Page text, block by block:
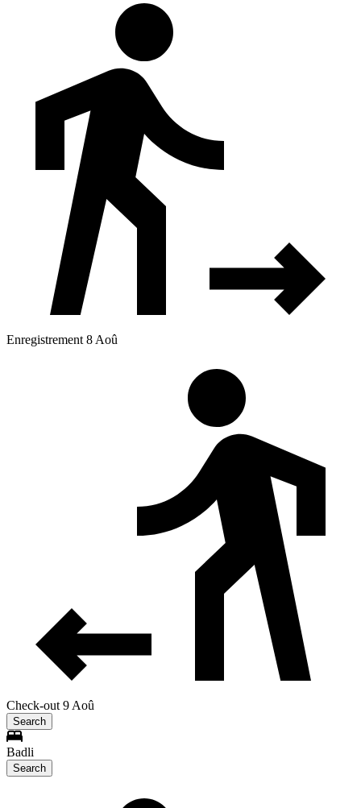
Enregistrement 8 Aoû
Check-out 9 Aoû
Search
Badli
Search